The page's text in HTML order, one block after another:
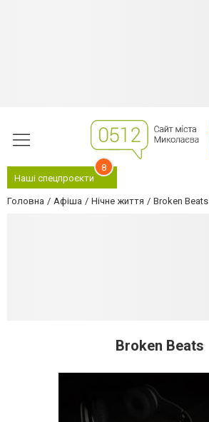
Наші спецпроєкти
8
Головна Афіша Нічне життя Broken Beats
Broken Beats